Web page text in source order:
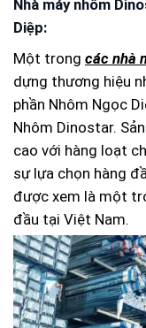
Nhà máy nhôm
Diệp:
Một trong các nhà
dựng thương hiệu
phần Nhôm Ngọc
Nhôm Dinostar.
cao với hàng loạt
sự lựa chọn hàng
được xem là một
đầu tại Việt Nam.